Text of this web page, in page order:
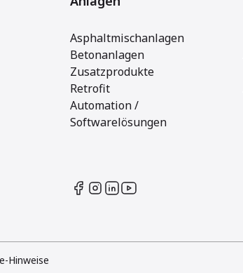
Asphaltmischanlagen
Betonanlagen
Zusatzprodukte
Retrofit
Automation /
Softwarelösungen
Hinweise